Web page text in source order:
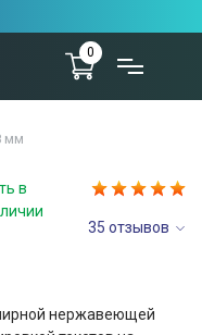
0
мм
в
35 отзывов
нержавеющей